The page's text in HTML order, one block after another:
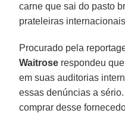
carne que sai do pasto
prateleiras
Procurado pela
Waitrose respondeu
em suas auditorias
essas denúncias a
comprar desse